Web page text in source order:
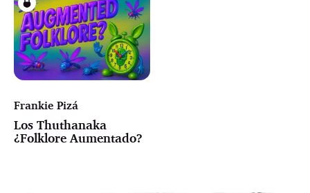
Frankie Pizá
Los Thuthanaka
¿Folklore Aumentado?